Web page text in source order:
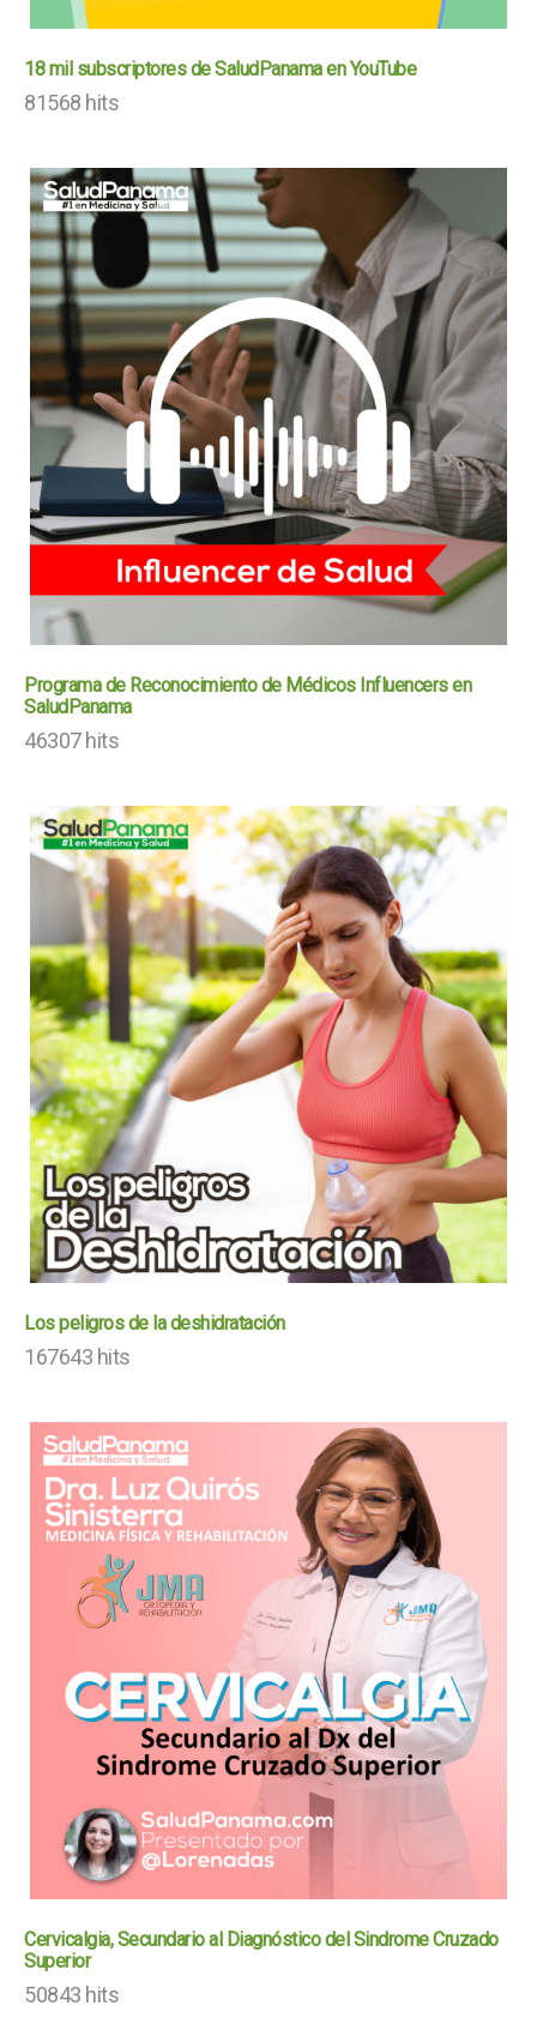
18 mil subscriptores de SaludPanama en YouTube
81568 hits
Programa de Reconocimiento de Médicos Influencers en
SaludPanama
46307 hits
Los peligros de la deshidratación
167643 hits
Cervicalgia, Secundario al Diagnóstico del Sindrome Cruzado
Superior
50843 hits